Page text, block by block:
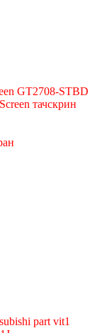
GT2708-STBD
тачскрин
part vit1